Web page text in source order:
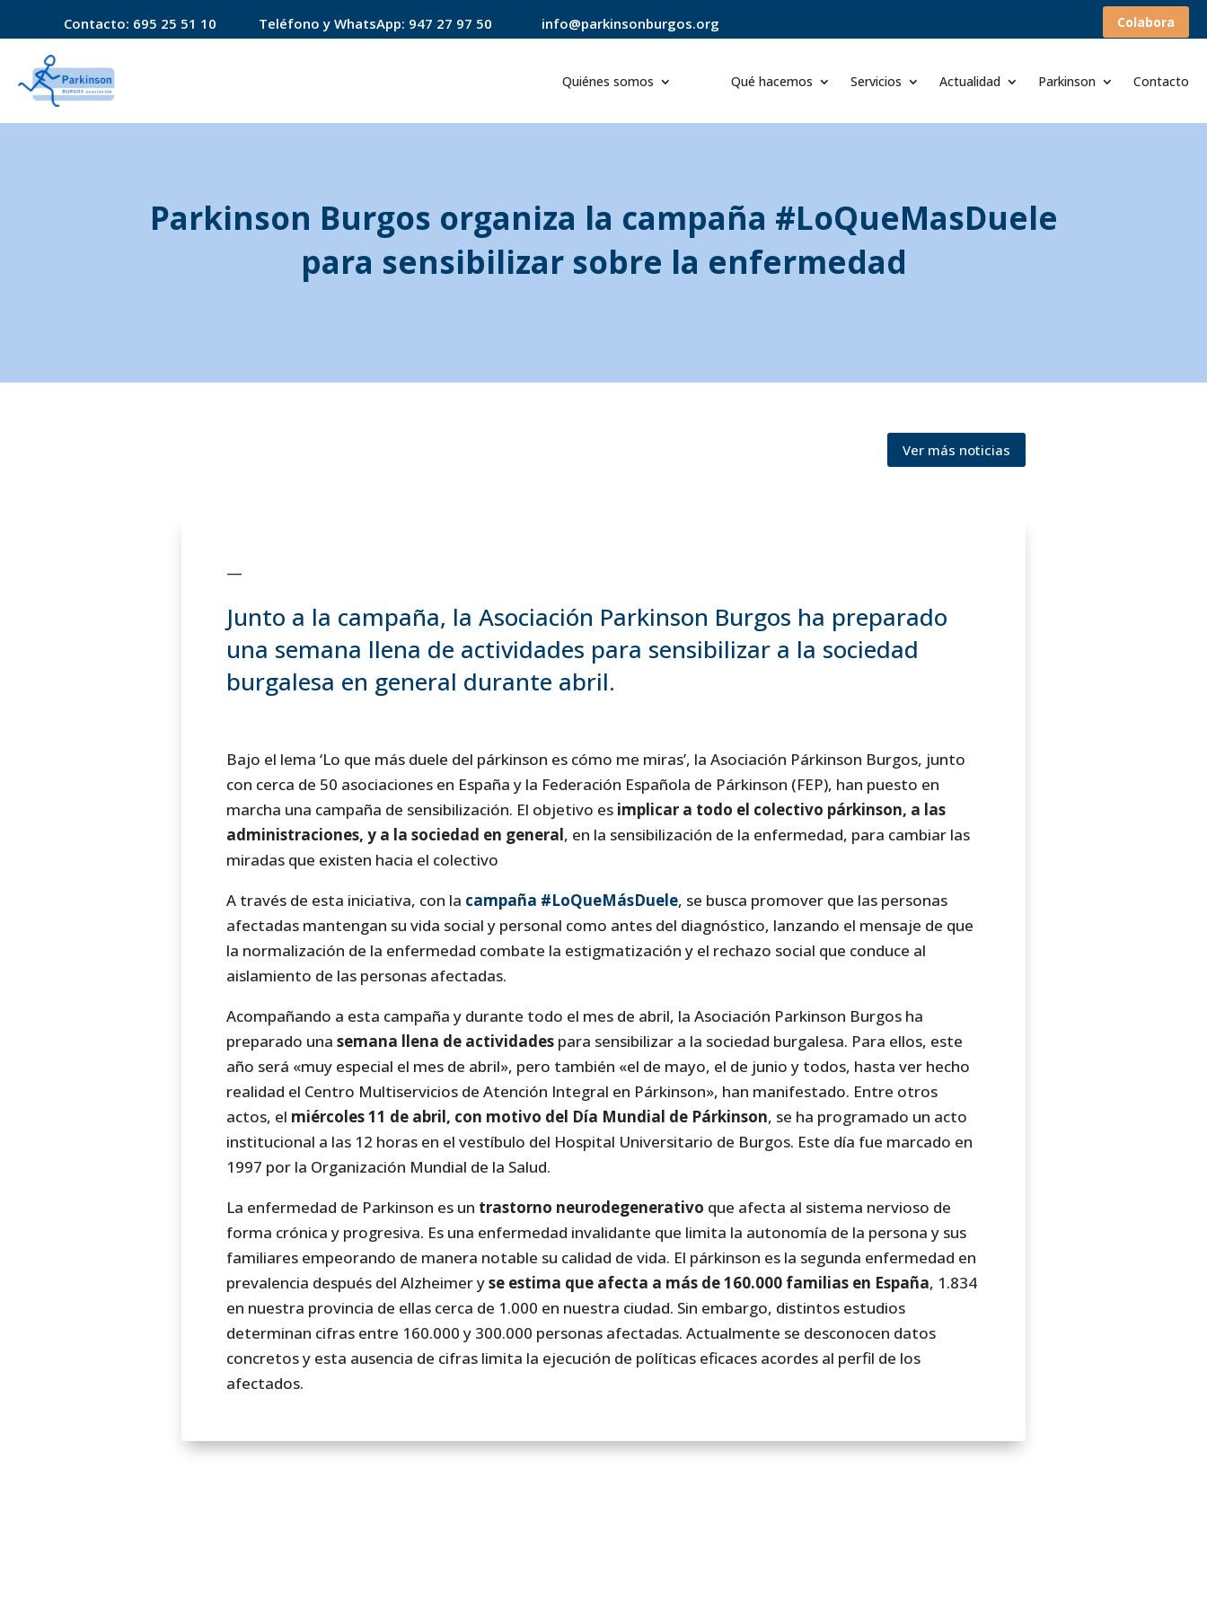
Contacto: 695 25 51 10 Teléfono y WhatsApp: 947 27 97 50 info@parkinsonburgos.org Colabora
Quiénes somos Qué hacemos Servicios Actualidad Parkinson Contacto
Parkinson Burgos organiza la campaña #LoQueMasDuele
para sensibilizar sobre la enfermedad
Ver más noticias
—
Junto a la campaña, la Asociación Parkinson Burgos ha preparado
una semana llena de actividades para sensibilizar a la sociedad
burgalesa en general durante abril.
Bajo el lema ‘Lo que más duele del párkinson es cómo me miras’, la Asociación Párkinson Burgos, junto
con cerca de 50 asociaciones en España y la Federación Española de Párkinson (FEP), han puesto en
marcha una campaña de sensibilización. El objetivo es implicar a todo el colectivo párkinson, a las
administraciones, y a la sociedad en general, en la sensibilización de la enfermedad, para cambiar las
miradas que existen hacia el colectivo
A través de esta iniciativa, con la campaña #LoQueMásDuele, se busca promover que las personas
afectadas mantengan su vida social y personal como antes del diagnóstico, lanzando el mensaje de que
la normalización de la enfermedad combate la estigmatización y el rechazo social que conduce al
aislamiento de las personas afectadas.
Acompañando a esta campaña y durante todo el mes de abril, la Asociación Parkinson Burgos ha
preparado una semana llena de actividadespara sensibilizar a la sociedad burgalesa. Para ellos, este
año será «muy especial el mes de abril», pero también «el de mayo, el de junio y todos, hasta ver hecho
realidad el Centro Multiservicios de Atención Integral en Párkinson», han manifestado. Entre otros
actos, el miércoles 11 de abril, con motivo del Día Mundial de Párkinson, se ha programado un acto
institucional a las 12 horas en el vestíbulo del Hospital Universitario de Burgos. Este día fue marcado en
1997 por la Organización Mundial de la Salud.
La enfermedad de Parkinson es un trastorno neurodegenerativo que afecta al sistema nervioso de
forma crónica y progresiva. Es una enfermedad invalidante que limita la autonomía de la persona y sus
familiares empeorando de manera notable su calidad de vida. El párkinson es la segunda enfermedad en
prevalencia después del Alzheimer yse estima que afecta a más de 160.000 familias en España, 1.834
en nuestra provincia de ellas cerca de 1.000 en nuestra ciudad. Sin embargo, distintos estudios
determinan cifras entre 160.000 y 300.000 personas afectadas. Actualmente se desconocen datos
concretos y esta ausencia de cifras limita la ejecución de políticas eficaces acordes al perfil de los
afectados.